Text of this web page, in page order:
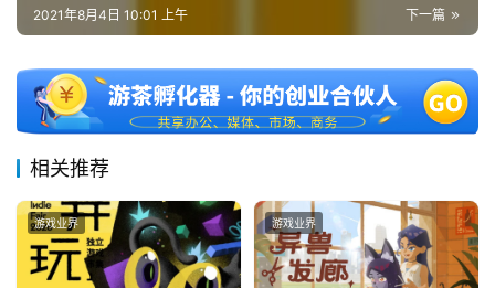
下一篇
2021年8月4日 10:01 上午
相关推荐
游戏业界 游戏业界